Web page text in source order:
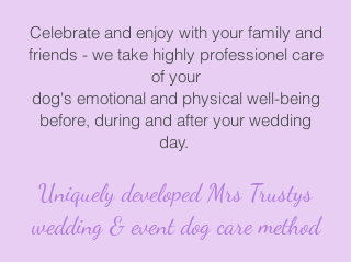
Celebrate and enjoy with your family and
friends - we take highly professionel care
of your
dog's emotional and physical well-being
before, during and after your wedding
day.
Uniquely developed Mrs Trustys
wedding & event dog care method